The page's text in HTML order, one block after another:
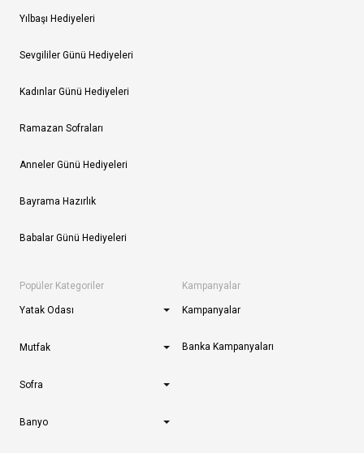
Yılbaşı Hediyeleri
Sevgililer Günü Hediyeleri
Kadınlar Günü Hediyeleri
Ramazan Sofraları
Anneler Günü Hediyeleri
Bayrama Hazırlık
Babalar Günü Hediyeleri
Popüler Kategoriler
Yatak Odası
Mutfak
Sofra
Banyo
Kampanyalar
Kampanyalar
Banka Kampanyaları